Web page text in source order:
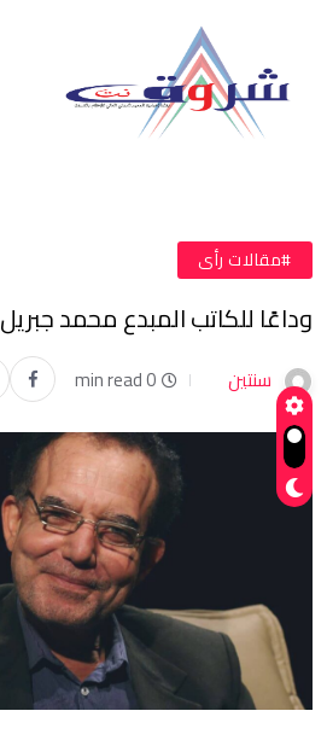
#مقالات رأى
وداعًا للكاتب المبدع محمد جبريل
سنتين 0 min read